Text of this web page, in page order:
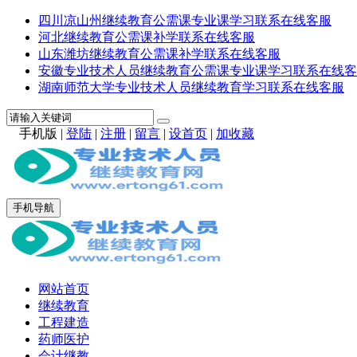
四川凉山州继续教育公需课专业课学习联系在线客服
河北继续教育公需课补学联系在线客服
山东潍坊继续教育公需课补学联系在线客服
安徽专业技术人员继续教育公需课专业课学习联系在线
湖南师范大学专业技术人员继续教育学习联系在线客服
手机版 | 登陆 | 注册 | 留言 | 设首页 | 加收藏
手机导航
网站首页
继续教育
工程建造
药师医护